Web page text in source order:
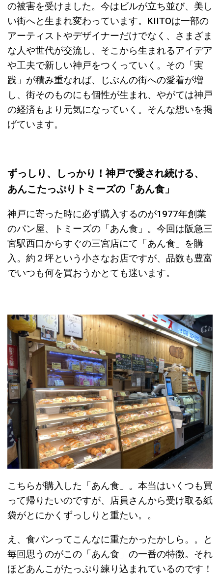
の被害を受けました。今はビルが立ち並び、美し
い街へと生まれ変わっています。KIITOは一部の
アーティストやデザイナーだけでなく、さまざま
な人や世代が交流し、そこから生まれるアイデア
や工夫で新しい神戸をつくっていく。その「実
践」が積み重なれば、じぶんの街への愛着が増
し、街そのものにも個性が生まれ、やがては神戸
の経済もより元気になっていく。そんな想いを掲
げています。
ずっしり、しっかり！神戸で愛され続ける、
あんこたっぷりトミーズの「あん食」
神戸に寄った時に必ず購入するのが1977年創業
のパン屋、トミーズの「あん食」。今回は阪急三
宮駅西口からすぐの三宮店にて「あん食」を購
入。約２坪という小さなお店ですが、品数も豊富
でいつも何を買おうかとても迷います。
こちらが購入した「あん食」。本当はいくつも買
って帰りたいのですが、店員さんから受け取る紙
袋がとにかくずっしりと重たい。。
え、食パンってこんなに重たかったかしら。。と
毎回思うのがこの「あん食」の一番の特徴。それ
ほどあんこがたっぷり練り込まれているのです！